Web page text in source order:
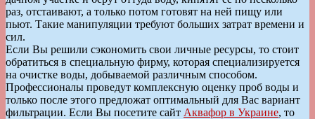
раз, отстаивают, а только потом готовят на ней пищу или
пьют. Такие манипуляции требуют больших затрат времени и
сил.
Если Вы решили сэкономить свои личные ресурсы, то стоит
обратиться в специальную фирму, которая специализируется
на очистке воды, добываемой различным способом.
Профессионалы проведут комплексную оценку проб воды и
только после этого предложат оптимальный для Вас вариант
фильтрации. Если Вы посетите сайт Аквафор в Украине, то